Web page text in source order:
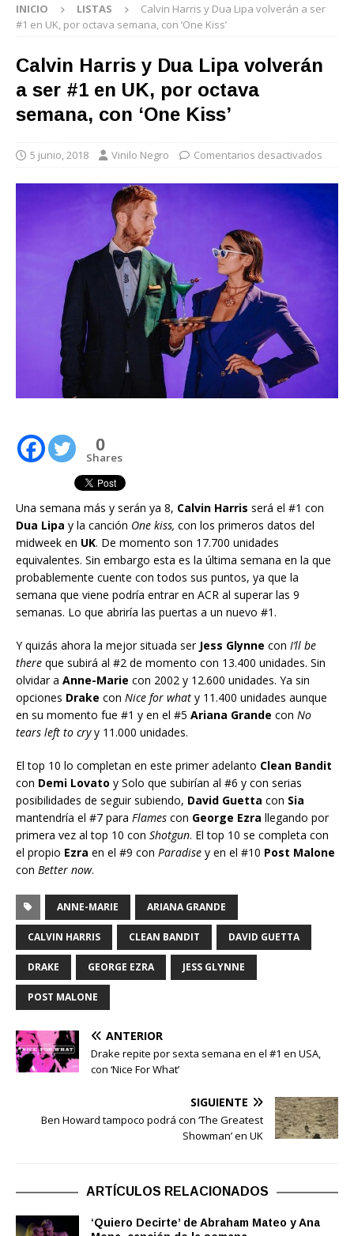
INICIO LISTAS
Calvin Harris y Dua Lipa volverán a ser
#1 en UK, por octava semana, con ‘One Kiss’
Calvin Harris y Dua Lipa volverán
a ser #1 en UK, por octava
semana, con ‘One Kiss’
5 junio, 2018 Vinilo Negro Comentarios desactivados
0
Shares
Una semana más y serán ya 8, Calvin Harris será el #1 con
Dua Lipa y la canción One kiss, con los primeros datos del
midweek en UK. De momento son 17.700 unidades
equivalentes. Sin embargo esta es la última semana en la que
probablemente cuente con todos sus puntos, ya que la
semana que viene podría entrar en ACR al superar las 9
semanas. Lo que abriría las puertas a un nuevo #1.
Y quizás ahora la mejor situada ser Jess Glynne con I’ll be
there que subirá al #2 de momento con 13.400 unidades. Sin
olvidar a Anne-Marie con 2002 y 12.600 unidades. Ya sin
opciones Drake con Nice for what y 11.400 unidades aunque
en su momento fue #1 y en el #5 Ariana Grande con No
tears left to cryy 11.000 unidades.
El top 10 lo completan en este primer adelanto Clean Bandit
con Demi Lovato y Solo que subirían al #6 y con serias
posibilidades de seguir subiendo, David Guetta con Sia
mantendría el #7 para Flames con George Ezra llegando por
primera vez al top 10 con Shotgun. El top 10 se completa con
el propio Ezra en el #9 con Paradise y en el #10 Post Malone
con Better now.
ANNE-MARIE ARIANA GRANDE
CALVIN HARRIS CLEAN BANDIT DAVID GUETTA
DRAKE GEORGE EZRA JESS GLYNNE
POST MALONE
ANTERIOR
Drake repite por sexta semana en el #1 en USA,
con ‘Nice For What’
SIGUIENTE
Ben Howard tampoco podrá con ‘The Greatest
Showman’ en UK
ARTÍCULOS RELACIONADOS
‘Quiero Decirte’ de Abraham Mateo y Ana